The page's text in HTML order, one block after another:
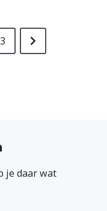
3
je daar wat